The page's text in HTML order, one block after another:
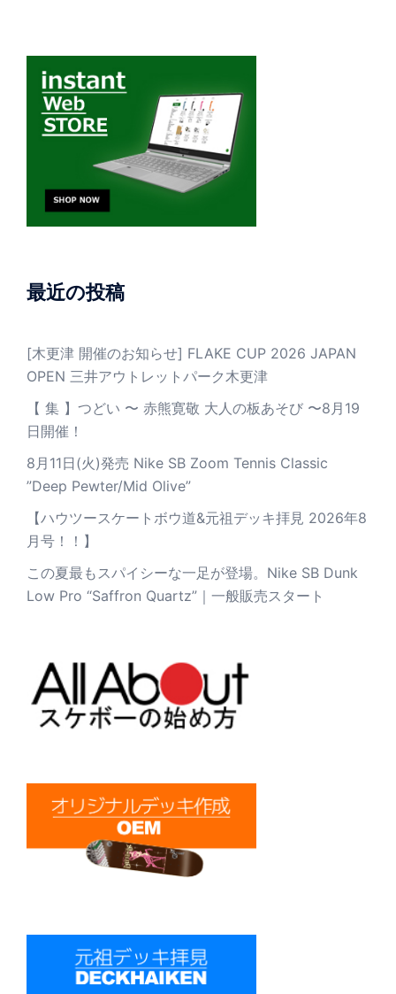
最近の投稿
[木更津 開催のお知らせ] FLAKE CUP 2026 JAPAN
OPEN 三井アウトレットパーク木更津
【 集 】つどい 〜 赤熊寛敬 大人の板あそび 〜8月19
日開催！
8月11日(火)発売 Nike SB Zoom Tennis Classic
”Deep Pewter/Mid Olive”
【ハウツースケートボウ道&元祖デッキ拝見 2026年8
月号！！】
この夏最もスパイシーな一足が登場。Nike SB Dunk
Low Pro “Saffron Quartz”｜一般販売スタート